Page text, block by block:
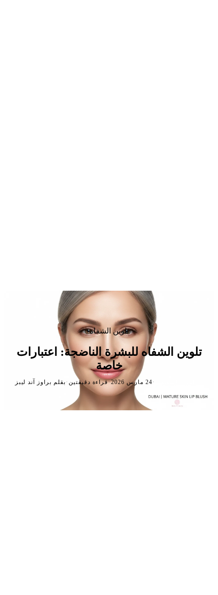
تلوين الشفاه
تلوين الشفاه للبشرة الناضجة: اعتبارات
خاصة
·24 مارس 2026 ·قراءة دقيقتين ·بقلم براوز آند ليبز